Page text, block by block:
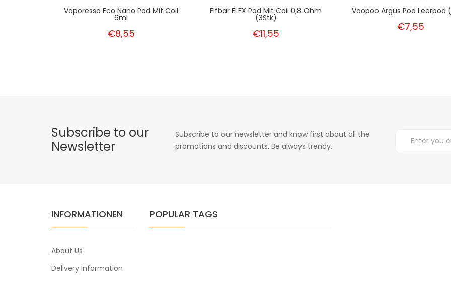
Vaporesso Eco Nano Pod Mit Coil
6ml
€8,55
Elfbar ELFX Pod Mit Coil 0,8 Ohm
(3Stk)
€11,55
Voopoo Argus Pod Leerpod
€7,55
Subscribe to our
Newsletter
Subscribe to our newsletter and know first about all the
promotions and discounts. Be always trendy.
INFORMATIONEN
About Us
Delivery Information
POPULAR TAGS